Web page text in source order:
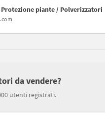
piante / Polverizzatori
da vendere?
utenti registrati.